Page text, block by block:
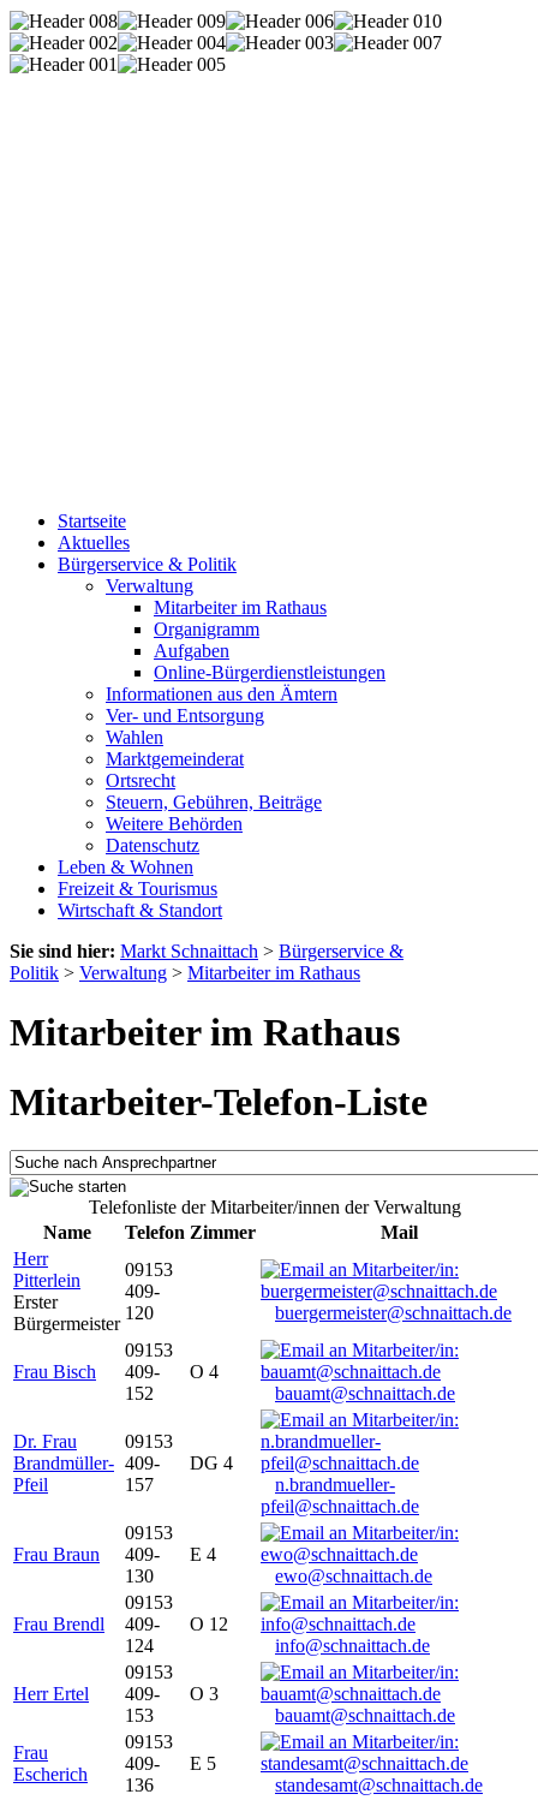
Startseite
Aktuelles
Bürgerservice & Politik
Verwaltung
Mitarbeiter im Rathaus
Organigramm
Aufgaben
Online-Bürgerdienstleistungen
Informationen aus den Ämtern
Ver- und Entsorgung
Wahlen
Marktgemeinderat
Ortsrecht
Steuern, Gebühren, Beiträge
Weitere Behörden
Datenschutz
Leben & Wohnen
Freizeit & Tourismus
Wirtschaft & Standort
Sie sind hier: Markt Schnaittach > Bürgerservice &
Politik > Verwaltung > Mitarbeiter im Rathaus
Mitarbeiter im Rathaus
Mitarbeiter-Telefon-Liste
Telefonliste der Mitarbeiter/innen der Verwaltung
Name
Telefon Zimmer
Mail
Herr
Pitterlein
Erster
Bürgermeister
09153
409-
120
buergermeister@schnaittach.de
Frau Bisch
09153
409-
152
O 4
bauamt@schnaittach.de
Dr. Frau
Brandmüller-
Pfeil
09153
409-
157
DG 4
n.brandmueller-
pfeil@schnaittach.de
Frau Braun
09153
409-
130
E 4
ewo@schnaittach.de
Frau Brendl
09153
409-
124
O 12
info@schnaittach.de
Herr Ertel
09153
409-
153
O 3
bauamt@schnaittach.de
Frau
Escherich
09153
409-
136
E 5
standesamt@schnaittach.de